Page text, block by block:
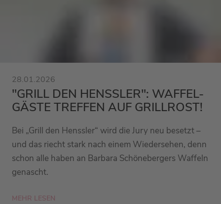
28.01.2026
"GRILL DEN HENSSLER": WAFFEL-
GÄSTE TREFFEN AUF GRILLROST!
Bei „Grill den Henssler“ wird die Jury neu besetzt –
und das riecht stark nach einem Wiedersehen, denn
schon alle haben an Barbara Schönebergers Waffeln
genascht.
MEHR LESEN